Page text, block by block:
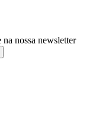
nossa newsletter